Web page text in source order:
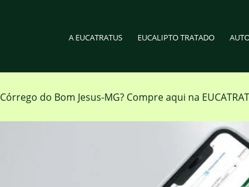
A EUCATRATUS EUCALIPTO TRATADO
Córrego do Bom Jesus-MG? Compre aqui na